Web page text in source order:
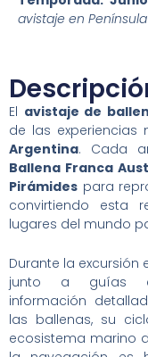
avistaje en
El avistaje de
de las
Argentina. Cada
Ballena Franca
Pirámides para
convirtiendo esta
lugares del mundo
Durante la excursión
junto a guías
información
las ballenas, su
ecosistema marino